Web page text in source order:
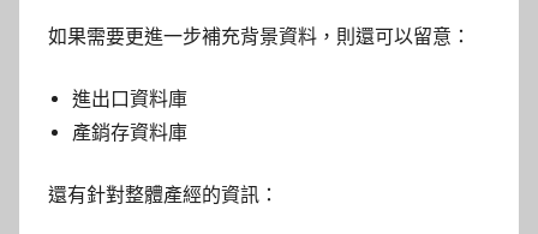
如果需要更進一步補充背景資料，則還可以留意：
進出口資料庫
產銷存資料庫
還有針對整體產經的資訊：